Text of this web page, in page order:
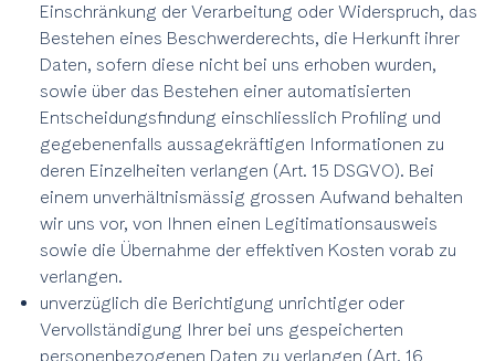
Einschränkung der Verarbeitung oder Widerspruch, das
Bestehen eines Beschwerderechts, die Herkunft ihrer
Daten, sofern diese nicht bei uns erhoben wurden,
sowie über das Bestehen einer automatisierten
Entscheidungsfindung einschliesslich Profiling und
gegebenenfalls aussagekräftigen Informationen zu
deren Einzelheiten verlangen (Art. 15 DSGVO). Bei
einem unverhältnismässig grossen Aufwand behalten
wir uns vor, von Ihnen einen Legitimationsausweis
sowie die Übernahme der effektiven Kosten vorab zu
verlangen.
unverzüglich die Berichtigung unrichtiger oder
Vervollständigung Ihrer bei uns gespeicherten
personenbezogenen Daten zu verlangen (Art. 16